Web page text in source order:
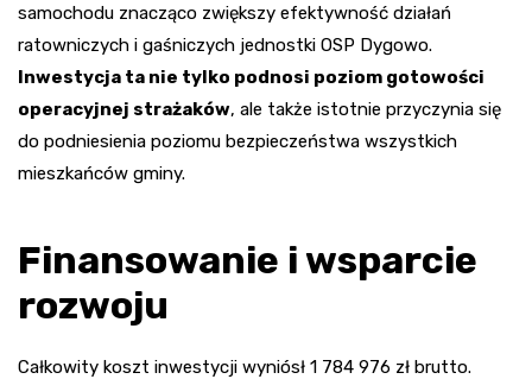
samochodu znacząco zwiększy efektywność działań
ratowniczych i gaśniczych jednostki OSP Dygowo.
Inwestycja ta nie tylko podnosi poziom gotowości
operacyjnej strażaków, ale także istotnie przyczynia się
do podniesienia poziomu bezpieczeństwa wszystkich
mieszkańców gminy.
Finansowanie i wsparcie
rozwoju
Całkowity koszt inwestycji wyniósł 1 784 976 zł brutto.